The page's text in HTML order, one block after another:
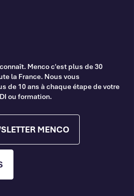
Menco c'est plus de 30
la France. Nous vous
de 10 ans à chaque étape de votre
ou formation.
MENCO